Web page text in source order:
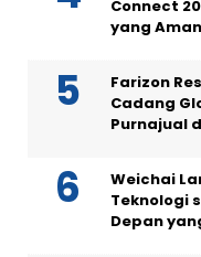
Connect
yang
Farizon
Cadang
Purnajual
Weichai
Teknologi
Depan